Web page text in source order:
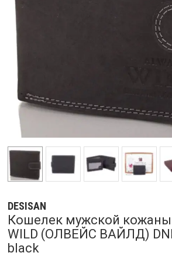
DESISAN
Кошелек мужской
WILD (ОЛВЕЙС ВАЙЛД)
black